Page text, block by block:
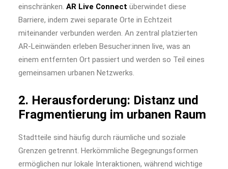
einschränken. AR Live Connect überwindet diese
Barriere, indem zwei separate Orte in Echtzeit
miteinander verbunden werden. An zentral platzierten
AR-Leinwänden erleben Besucher:innen live, was an
einem entfernten Ort passiert und werden so Teil eines
gemeinsamen urbanen Netzwerks.
2. Herausforderung: Distanz und
Fragmentierung im urbanen Raum
Stadtteile sind häufig durch räumliche und soziale
Grenzen getrennt. Herkömmliche Begegnungsformen
ermöglichen nur lokale Interaktionen, während wichtige